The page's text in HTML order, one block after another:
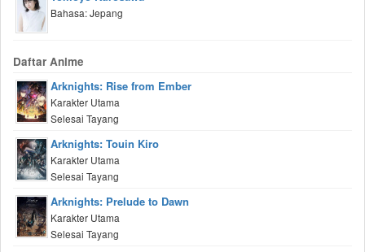
Bahasa: Jepang
Daftar Anime
Arknights: Rise from Ember
Karakter Utama
Selesai Tayang
Arknights: Touin Kiro
Karakter Utama
Selesai Tayang
Arknights: Prelude to Dawn
Karakter Utama
Selesai Tayang